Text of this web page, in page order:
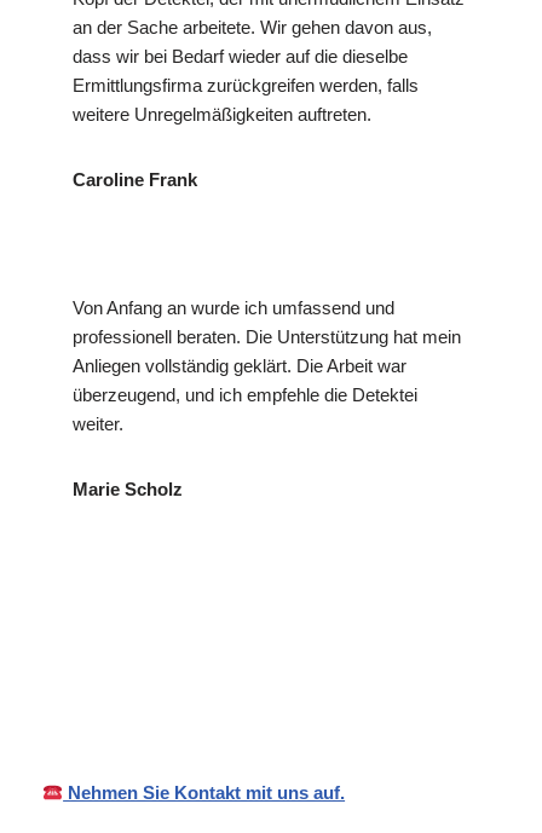
an der Sache arbeitete. Wir gehen davon aus,
dass wir bei Bedarf wieder auf die dieselbe
Ermittlungsfirma zurückgreifen werden, falls
weitere Unregelmäßigkeiten auftreten.
Caroline Frank
Von Anfang an wurde ich umfassend und
professionell beraten. Die Unterstützung hat mein
Anliegen vollständig geklärt. Die Arbeit war
überzeugend, und ich empfehle die Detektei
weiter.
Marie Scholz
Nehmen Sie Kontakt mit uns auf.